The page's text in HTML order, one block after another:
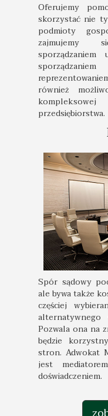
Oferujemy
skorzystać nie
podmioty
zajmujemy
sporządzaniem
również
przedsiębiorstwa.
Spór sądowy
ale bywa także
częściej
alternatywnego
Pozwala ona na
będzie
stron. Adwokat
jest
doświadczeniem.